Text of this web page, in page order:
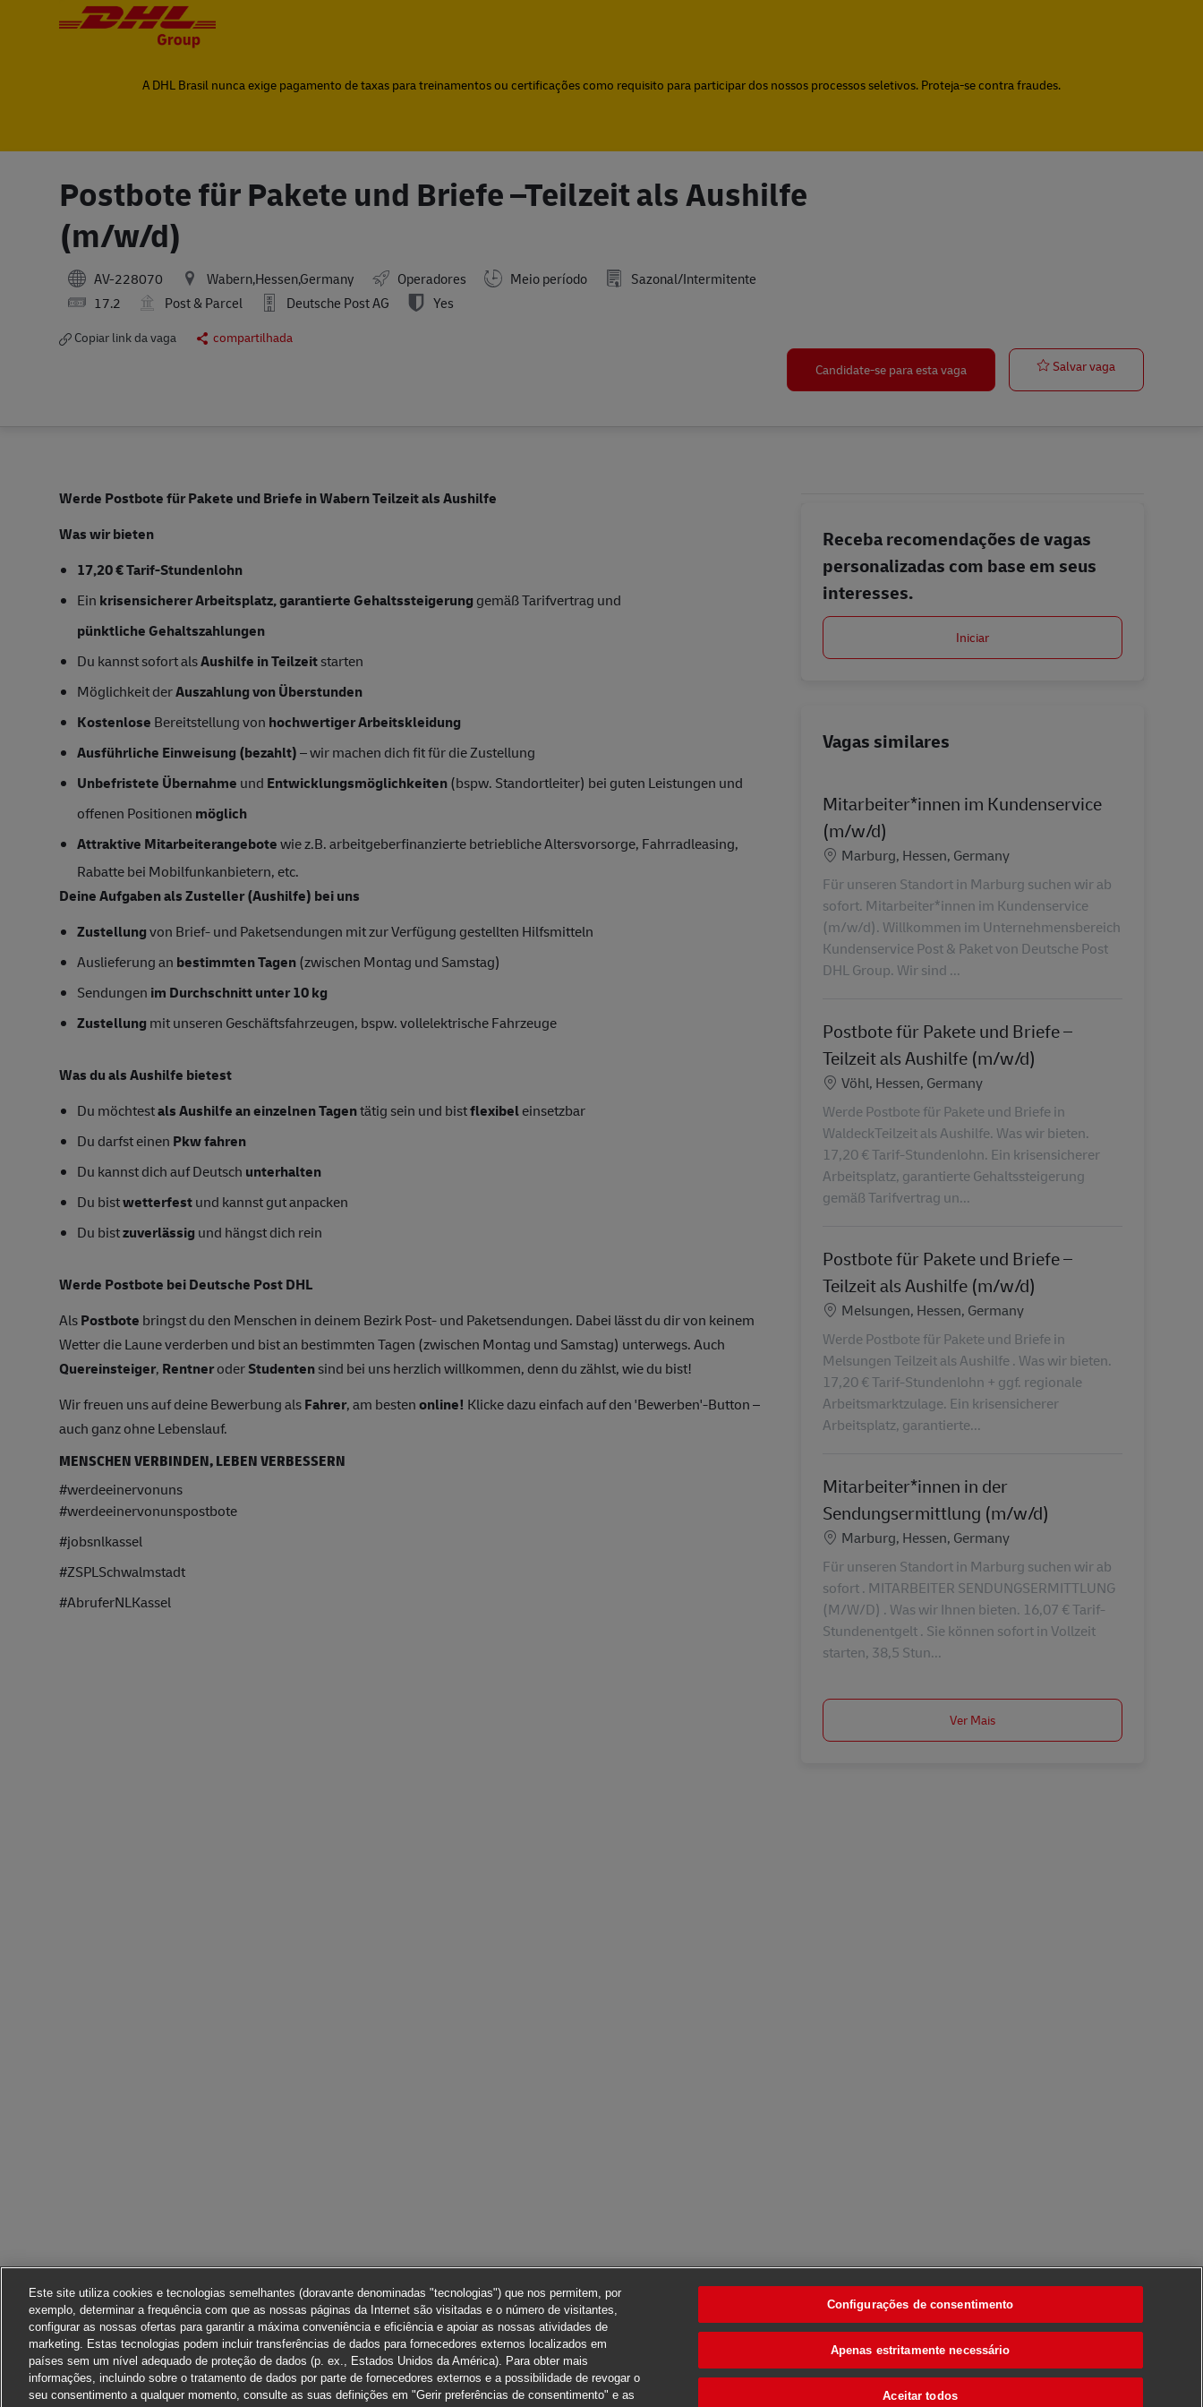
A DHL Brasil nunca exige pagamento de taxas para treinamentos ou certificações como requisito para participar dos nossos processos seletivos. Proteja-se contra fraudes.
Postbote für Pakete und Briefe –Teilzeit als Aushilfe
(m/w/d)
AV-228070 Wabern,Hessen,Germany Operadores Meio período
Sazonal/Intermitente
17.2
Post & Parcel Deutsche Post AG Yes
Copiar link da vaga
compartilhada
Candidate-se para esta vaga
Salvar vagaPostbote für
Werde Postbote für Pakete und Briefe in WabernTeilzeit als Aushilfe
Was wir bieten
17,20 € Tarif-Stundenlohn
Ein krisensicherer Arbeitsplatz, garantierte Gehaltssteigerung gemäß Tarifvertrag und
pünktliche Gehaltszahlungen
Du kannst sofort alsAushilfe in Teilzeitstarten
Möglichkeit derAuszahlung von Überstunden
Kostenlose Bereitstellung von hochwertiger Arbeitskleidung
Ausführliche Einweisung (bezahlt)– wir machen dich fit für die Zustellung
Unbefristete Übernahme und Entwicklungsmöglichkeiten(bspw. Standortleiter) bei guten Leistungen und
offenen Positionen möglich
Attraktive Mitarbeiterangebotewie z.B. arbeitgeberfinanzierte betriebliche Altersvorsorge, Fahrradleasing,
Rabatte bei Mobilfunkanbietern, etc.
Deine Aufgaben als Zusteller (Aushilfe) bei uns
Zustellungvon Brief- und Paketsendungen mit zur Verfügung gestellten Hilfsmitteln
Auslieferung an bestimmten Tagen(zwischen Montag und Samstag)
Sendungen im Durchschnitt unter 10 kg
Zustellung mit unseren Geschäftsfahrzeugen, bspw. vollelektrische Fahrzeuge
Was du als Aushilfe bietest
Du möchtestals Aushilfe an einzelnen Tagentätig sein und bistflexibeleinsetzbar
Du darfst einen Pkw fahren
Du kannst dich auf Deutsch unterhalten
Du bistwetterfestund kannst gut anpacken
Du bistzuverlässig und hängst dich rein
Werde Postbote bei Deutsche Post DHL
AlsPostbote bringst du den Menschen in deinem Bezirk Post- und Paketsendungen. Dabei lässt du dir von keinem
Wetter die Laune verderben und bist an bestimmten Tagen (zwischen Montag und Samstag) unterwegs. Auch
Quereinsteiger, RentneroderStudentensind bei uns herzlich willkommen, denn du zählst, wie du bist!
Wir freuen uns auf deine Bewerbung alsFahrer, am bestenonline! Klicke dazu einfach auf den 'Bewerben'-Button –
auch ganz ohne Lebenslauf.
MENSCHEN VERBINDEN, LEBEN VERBESSERN
#werdeeinervonuns
#werdeeinervonunspostbote
#jobsnlkassel
#ZSPLSchwalmstadt
#AbruferNLKassel
Receba recomendações de vagas
personalizadas com base em seus
interesses.
Iniciar
Vagas similares
Mitarbeiter*innen im Kundenservice
(m/w/d)
Localização
Marburg, Hessen, Germany
Für unseren Standort in Marburg suchen wir ab
sofort. Mitarbeiter*innen im Kundenservice
(m/w/d). Willkommen im Unternehmensbereich
Kundenservice Post & Paket von Deutsche Post
DHL Group. Wir sind ...
Postbote für Pakete und Briefe –
Teilzeit als Aushilfe (m/w/d)
Localização
Vöhl, Hessen, Germany
Werde Postbote für Pakete und Briefe in
WaldeckTeilzeit als Aushilfe. Was wir bieten.
17,20 € Tarif-Stundenlohn. Ein krisensicherer
Arbeitsplatz, garantierte Gehaltssteigerung
gemäß Tarifvertrag un...
Postbote für Pakete und Briefe –
Teilzeit als Aushilfe (m/w/d)
Localização
Melsungen, Hessen, Germany
Werde Postbote für Pakete und Briefe in
Melsungen Teilzeit als Aushilfe . Was wir bieten.
17,20 € Tarif-Stundenlohn + ggf. regionale
Arbeitsmarktzulage. Ein krisensicherer
Arbeitsplatz, garantierte...
Mitarbeiter*innen in der
Sendungsermittlung (m/w/d)
Localização
Marburg, Hessen, Germany
Für unseren Standort in Marburg suchen wir ab
sofort . MITARBEITER SENDUNGSERMITTLUNG
(M/W/D) . Was wir Ihnen bieten. 16,07 € Tarif-
Stundenentgelt . Sie können sofort in Vollzeit
starten, 38,5 Stun...
Ver Mais
Este site utiliza cookies e tecnologias semelhantes (doravante denominadas "tecnologias") que nos permitem, por
exemplo, determinar a frequência com que as nossas páginas da Internet são visitadas e o número de visitantes,
configurar as nossas ofertas para garantir a máxima conveniência e eficiência e apoiar as nossas atividades de
marketing. Estas tecnologias podem incluir transferências de dados para fornecedores externos localizados em
países sem um nível adequado de proteção de dados (p. ex., Estados Unidos da América). Para obter mais
informações, incluindo sobre o tratamento de dados por parte de fornecedores externos e a possibilidade de revogar o
seu consentimento a qualquer momento, consulte as suas definições em "Gerir preferências de consentimento" e as
Configurações de consentimento
Apenas estritamente necessário
Aceitar todos